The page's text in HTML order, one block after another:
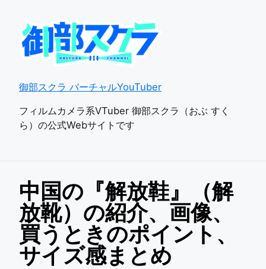
御部スクラ バーチャルYouTuber
フィルムカメラ系VTuber 御部スクラ（おぶ すく
ら）の公式Webサイトです
中国の『解放鞋』（解
放靴）の紹介、画像、
買うときのポイント、
サイズ感まとめ